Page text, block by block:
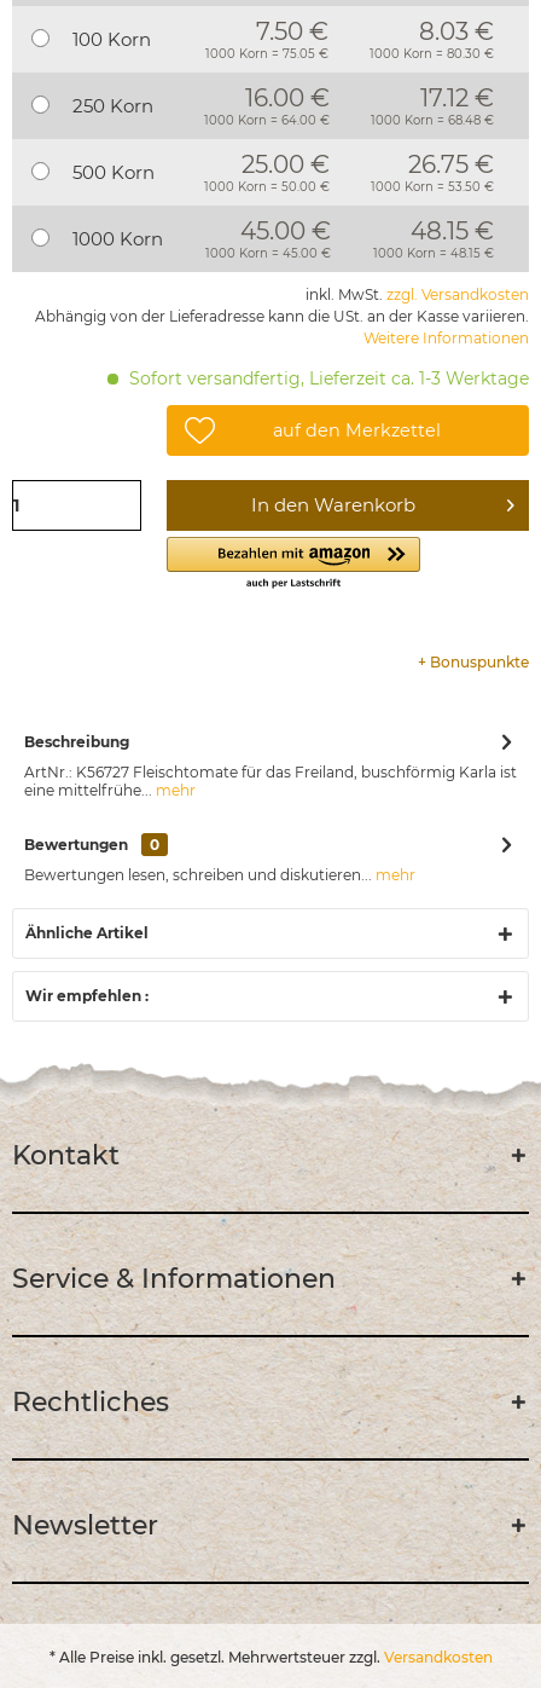
100 Korn 7.50 €
1000 Korn = 75.05 €
8.03 €
1000 Korn = 80.30 €
250 Korn 16.00 €
1000 Korn = 64.00 €
17.12 €
1000 Korn = 68.48 €
500 Korn 25.00 €
1000 Korn = 50.00 €
26.75 €
1000 Korn = 53.50 €
1000 Korn 45.00 €
1000 Korn = 45.00 €
48.15 €
1000 Korn = 48.15 €
inkl. MwSt. zzgl. Versandkosten
Abhängig von der Lieferadresse kann die USt. an der Kasse variieren.
Weitere Informationen
Sofort versandfertig, Lieferzeit ca. 1-3 Werktage
auf den Merkzettel
In den Warenkorb
+ Bonuspunkte
Beschreibung
ArtNr.: K56727 Fleischtomate für das Freiland, buschförmig Karla ist
eine mittelfrühe... mehr
Bewertungen
0
Bewertungen lesen, schreiben und diskutieren... mehr
Ähnliche Artikel
Wir empfehlen :
Kontakt
Service & Informationen
Rechtliches
Newsletter
* Alle Preise inkl. gesetzl. Mehrwertsteuer zzgl. Versandkosten